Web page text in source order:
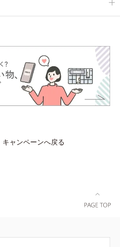
ャンペーンへ戻る